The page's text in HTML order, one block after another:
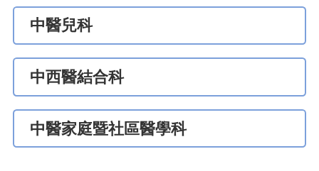
中醫兒科
中西醫結合科
中醫家庭暨社區醫學科